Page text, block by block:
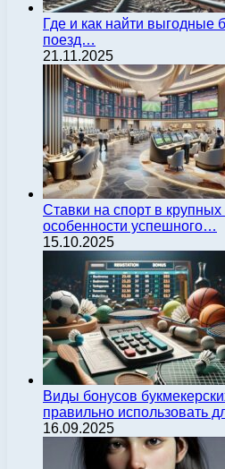
Где и как найти выгодные
поезд…
21.11.2025
Ставки на спорт в
особенности успешного…
15.10.2025
Виды бонусов
правильно использовать
16.09.2025